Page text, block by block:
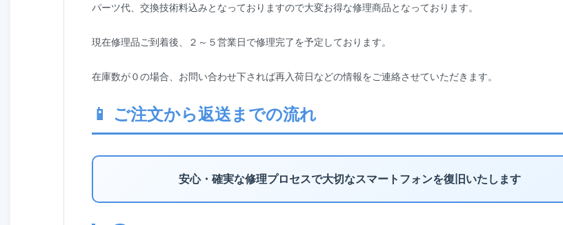
パーツ代、交換技術料込みとなっておりますので大変お得な修理商品となっております。
現在修理品ご到着後、２～５営業日で修理完了を予定しております。
在庫数が０の場合、お問い合わせ下されば再入荷日などの情報をご連絡させていただきます。
📱 ご注文から返送までの流れ
安心・確実な修理プロセスで大切なスマートフォンを復旧いたします